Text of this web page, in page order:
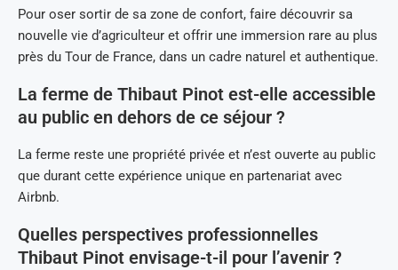
Pour oser sortir de sa zone de confort, faire découvrir sa
nouvelle vie d’agriculteur et offrir une immersion rare au plus
près du Tour de France, dans un cadre naturel et authentique.
La ferme de Thibaut Pinot est-elle accessible
au public en dehors de ce séjour ?
La ferme reste une propriété privée et n’est ouverte au public
que durant cette expérience unique en partenariat avec
Airbnb.
Quelles perspectives professionnelles
Thibaut Pinot envisage-t-il pour l’avenir ?